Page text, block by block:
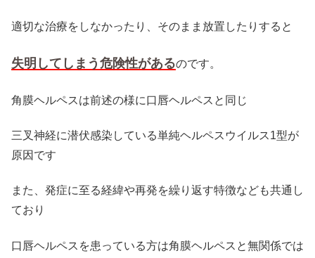
適切な治療をしなかったり、そのまま放置したりすると
失明してしまう危険性があるのです。
角膜ヘルペスは前述の様に口唇ヘルペスと同じ
三叉神経に潜伏感染している単純ヘルペスウイルス1型が
原因です
また、発症に至る経緯や再発を繰り返す特徴なども共通し
ており
口唇ヘルペスを患っている方は角膜ヘルペスと無関係では